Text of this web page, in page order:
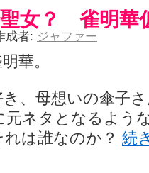
女？ 雀明華
成者: ジャファー
華。
、母想いの傘子
ネタとなるよう
は誰なのか？ 続